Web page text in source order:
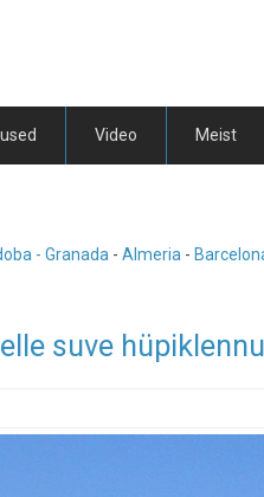
Video Meist
- Granada - Almeria -
suve